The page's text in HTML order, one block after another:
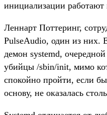
инициализации
Леннарт Поттеринг,
PulseAudio, один из них.
демон systemd,
убийцы /sbin/init, мимо
спокойно пройти, если
основу, не оказалась